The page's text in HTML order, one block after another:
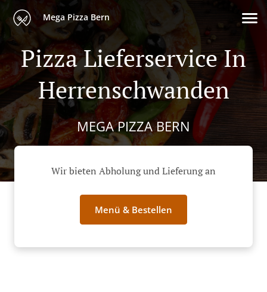
Mega Pizza Bern
Pizza Lieferservice In
Herrenschwanden
MEGA PIZZA BERN
Wir bieten Abholung und Lieferung an
Menü & Bestellen